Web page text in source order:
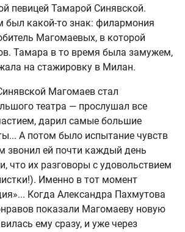
певицей Тамарой Синявской.
был какой-то знак: филармония
Магомаевых, в которой
Тамара в то время была замужем,
на стажировку в Милан.
Магомаев стал
театра — прослушал все
дарил самые большие
А потом было испытание чувств
звонил ей почти каждый день
что их разговоры с удовольствием
Именно в тот момент
Когда Александра Пахмутова
показали Магомаеву новую
ему сразу, и уже через